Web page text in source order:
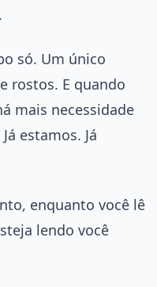
só. Um único
rostos. E quando
mais necessidade
estamos. Já
enquanto você lê
lendo você